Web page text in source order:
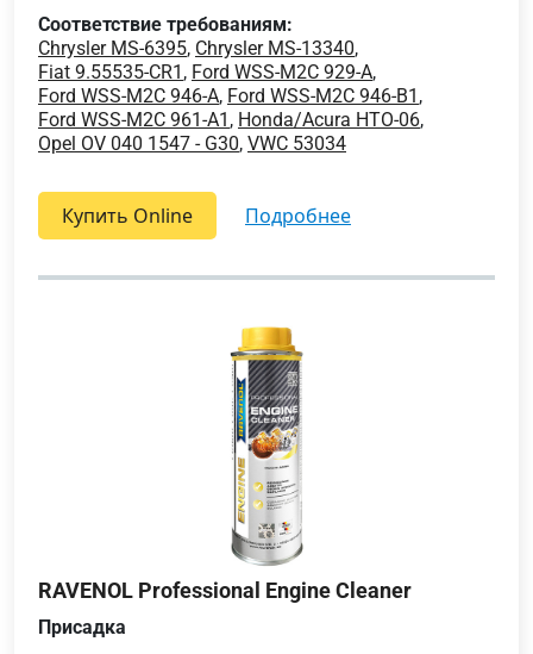
Соответствие требованиям:
Chrysler MS-6395, Chrysler MS-13340,
Fiat 9.55535-CR1 , Ford WSS-M2C 929-A,
Ford WSS-M2C 946-A, Ford WSS-M2C 946-B1 ,
Ford WSS-M2C 961-A1 , Honda/Acura HTO-06,
Opel OV 040 1547 - G30, VWC 53034
Купить Online подробнее
RAVENOL Professional Engine Cleaner
Присадка